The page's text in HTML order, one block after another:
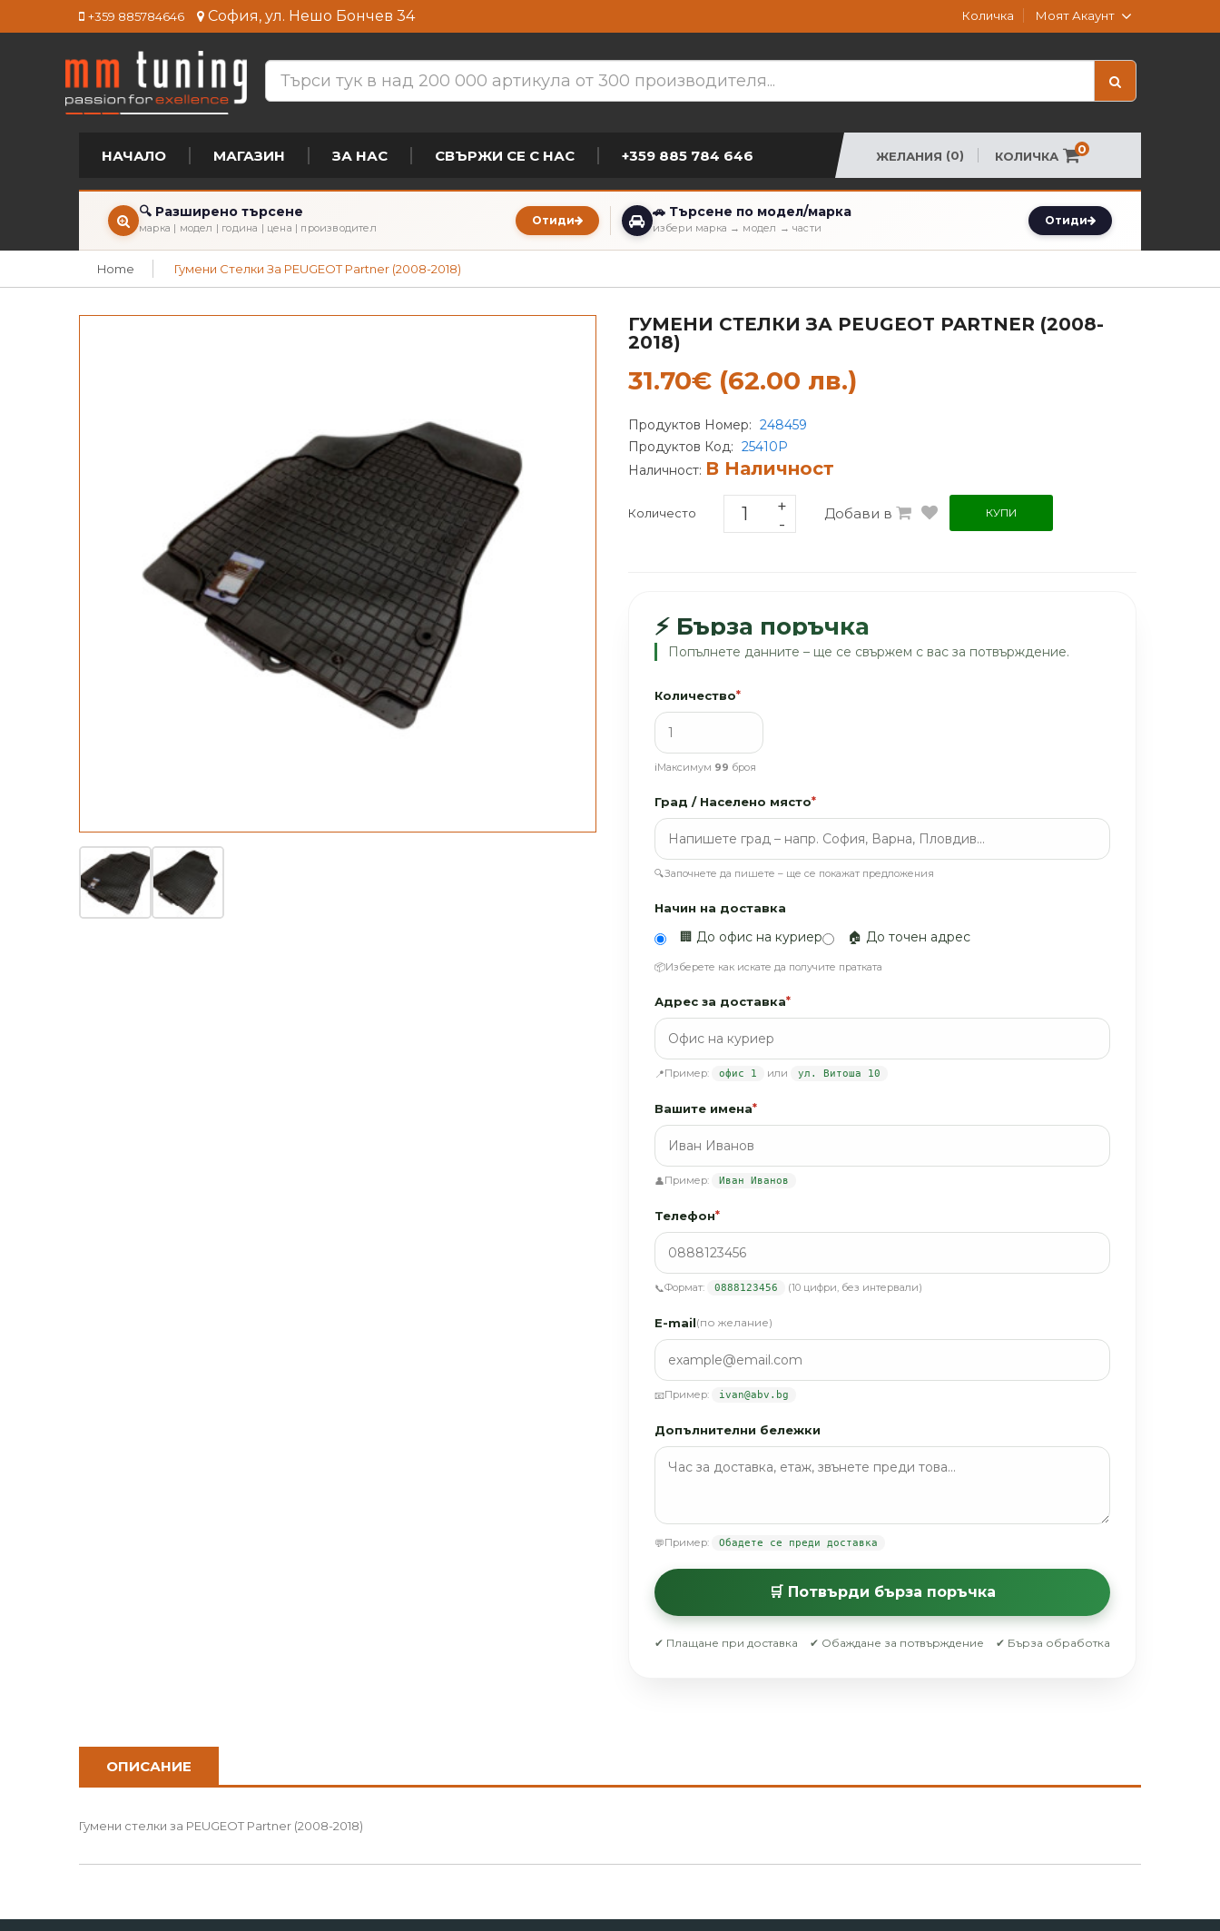
+359 885784646 София, ул. Нешо Бончев 34 Количка Моят Акаунт
НАЧАЛО МАГАЗИН ЗА НАС СВЪРЖИ СЕ С НАС +359 885 784 646 ЖЕЛАНИЯ (0) КОЛИЧКА
0
🔍 Разширено търсене
марка | модел | година | цена | производител
Отиди
🚗 Търсене по модел/марка
избери марка → модел → части
Отиди
Home Гумени Стелки За PEUGEOT Partner (2008-2018)
ГУМЕНИ СТЕЛКИ ЗА PEUGEOT PARTNER (2008-
2018)
31.70€ (62.00 лв.)
Продуктов Номер: 248459
Продуктов Код: 25410P
Наличност: В Наличност
Количесто Добави в КУПИ
⚡ Бърза поръчка
Попълнете данните – ще се свържем с вас за потвърждение.
Количество*
ℹ️Максимум 99 броя
Град / Населено място*
🔍Започнете да пишете – ще се покажат предложения
Начин на доставка
🏢 До офис на куриер 🏠 До точен адрес
📦Изберете как искате да получите пратката
Адрес за доставка*
📍Пример: офис 1 или ул. Витоша 10
Вашите имена*
👤Пример: Иван Иванов
Телефон*
📞Формат: 0888123456 (10 цифри, без интервали)
E-mail(по желание)
📧Пример: ivan@abv.bg
Допълнителни бележки
💬Пример: Обадете се преди доставка
🛒 Потвърди бърза поръчка
✔ Плащане при доставка ✔ Обаждане за потвърждение ✔ Бърза обработка
ОПИСАНИЕ
Гумени стелки за PEUGEOT Partner (2008-2018)